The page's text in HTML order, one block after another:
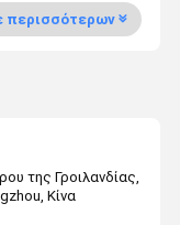
περισσότερων
της Γροιλανδίας,
Κίνα